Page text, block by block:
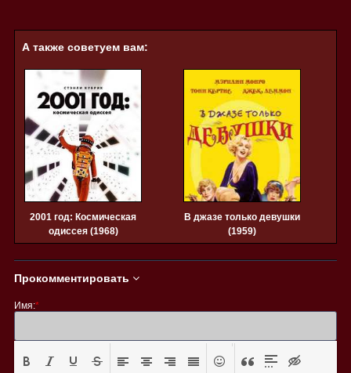
А также советуем вам:
2001 год: Космическая
одиссея (1968)
В джазе только девушки
(1959)
Прокомментировать
Имя:*